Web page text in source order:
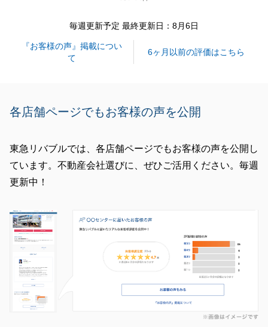
毎週更新予定 最終更新日：8月6日
『お客様の声』掲載につい
て
6ヶ月以前の評価はこちら
各店舗ページでもお客様の声を公開
東急リバブルでは、各店舗ページでもお客様の声を公開し
ています。不動産会社選びに、ぜひご活用ください。毎週
更新中！